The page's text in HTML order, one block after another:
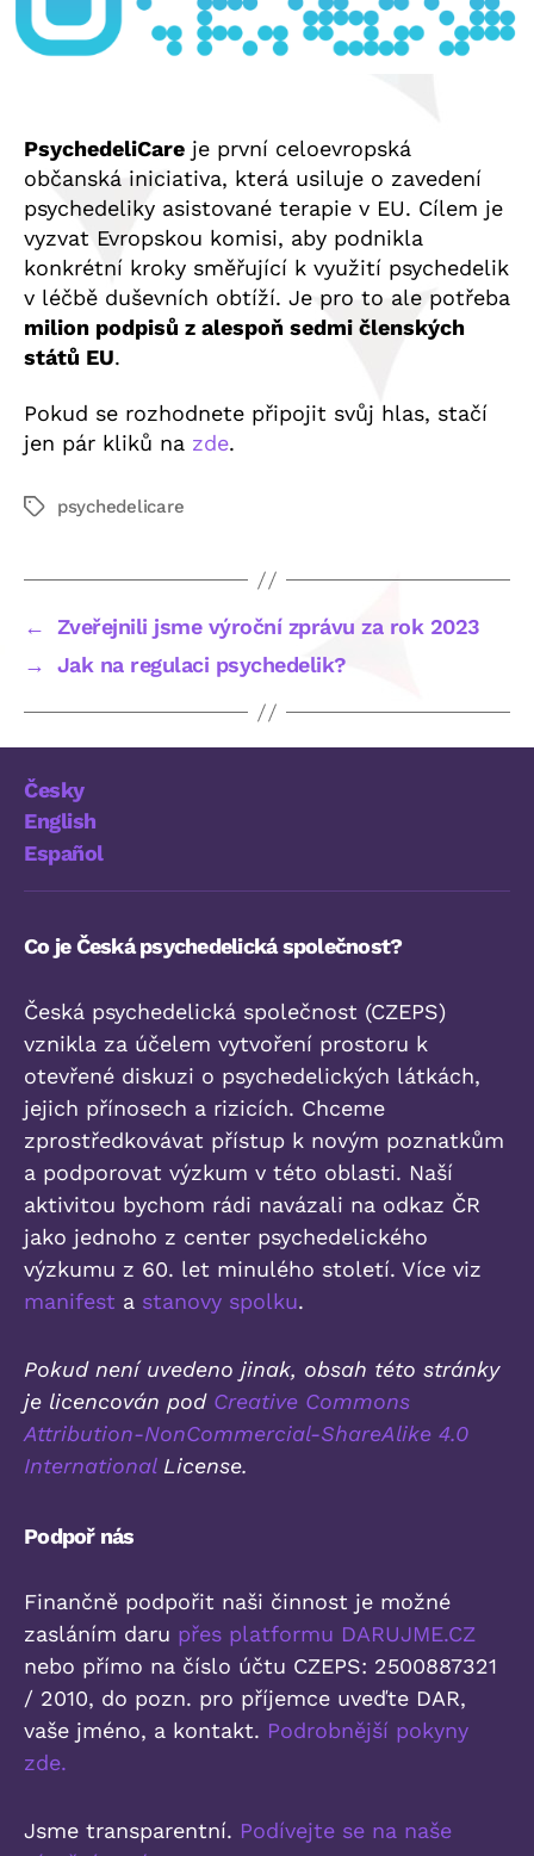
PsychedeliCare je první celoevropská
občanská iniciativa, která usiluje o zavedení
psychedeliky asistované terapie v EU. Cílem je
vyzvat Evropskou komisi, aby podnikla
konkrétní kroky směřující k využití psychedelik
v léčbě duševních obtíží. Je pro to ale potřeba
milion podpisů z alespoň sedmi členských
států EU.
Pokud se rozhodnete připojit svůj hlas, stačí
jen pár kliků na zde.
Štítkypsychedelicare
←
Zveřejnili jsme výroční zprávu za rok 2023
→
Jak na regulaci psychedelik?
Česky
English
Español
Co je Česká psychedelická společnost?
Česká psychedelická společnost (CZEPS)
vznikla za účelem vytvoření prostoru k
otevřené diskuzi o psychedelických látkách,
jejich přínosech a rizicích. Chceme
zprostředkovávat přístup k novým poznatkům
a podporovat výzkum v této oblasti. Naší
aktivitou bychom rádi navázali na odkaz ČR
jako jednoho z center psychedelického
výzkumu z 60. let minulého století. Více viz
manifest a stanovy spolku.
Pokud není uvedeno jinak, obsah této stránky
je licencován pod Creative Commons
Attribution-NonCommercial-ShareAlike 4.0
InternationalLicense.
Podpoř nás
Finančně podpořit naši činnost je možné
zasláním daru přes platformu DARUJME.CZ
nebo přímo na číslo účtu CZEPS: 2500887321
/ 2010, do pozn. pro příjemce uveďte DAR,
vaše jméno, a kontakt. Podrobnější pokyny
zde.
Jsme transparentní. Podívejte se na naše